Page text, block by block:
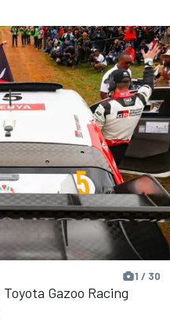
1 / 30
Gazoo Racing